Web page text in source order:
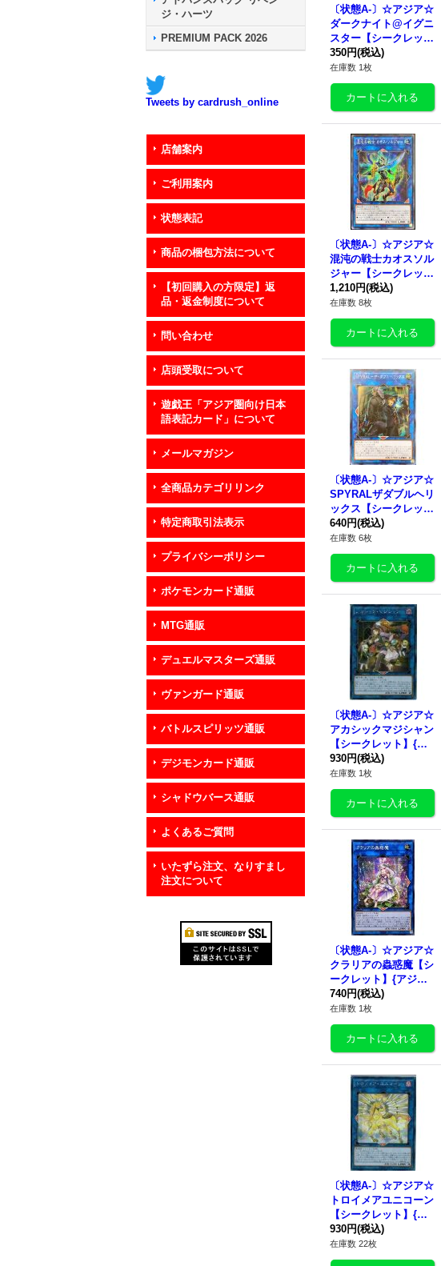
ジ・ハーツ
PREMIUM PACK 2026
Tweets by cardrush_online
店舗案内
ご利用案内
状態表記
商品の梱包方法について
【初回購入の方限定】返
品・返金制度について
問い合わせ
店頭受取について
遊戯王「アジア圏向け日本
語表記カード」について
メールマガジン
全商品カテゴリリンク
特定商取引法表示
プライバシーポリシー
ポケモンカード通販
MTG通販
デュエルマスターズ通販
ヴァンガード通販
バトルスピリッツ通販
デジモンカード通販
シャドウバース通販
よくあるご質問
いたずら注文、なりすまし
注文について
〔状態A-〕☆アジア☆
ダークナイト@イグニ
スター【シークレッ
ト】{アジアIGAS-JP0
45}《リンク》
350円(税込)
在庫数 1枚
〔状態A-〕☆アジア☆
混沌の戦士カオスソル
ジャー【シークレッ
ト】{アジアLVP2-JP0
01}《リンク》
1,210円(税込)
在庫数 8枚
〔状態A-〕☆アジア☆
SPYRALザダブルヘリ
ックス【シークレッ
ト】{アジアEP17-JP0
18}《リンク》
640円(税込)
在庫数 6枚
〔状態A-〕☆アジア☆
アカシックマジシャン
【シークレット】{ア
ジアCIBR-JP051}《リ
ンク》
930円(税込)
在庫数 1枚
〔状態A-〕☆アジア☆
クラリアの蟲惑魔【シ
ークレット】{アジアL
IOV-JP046}《リン
ク》
740円(税込)
在庫数 1枚
〔状態A-〕☆アジア☆
トロイメアユニコーン
【シークレット】{ア
ジアFLOD-JP047}
《リンク》
930円(税込)
在庫数 22枚